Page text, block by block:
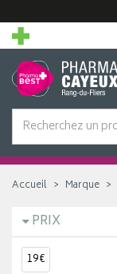
Accueil Marque
PRIX
19€